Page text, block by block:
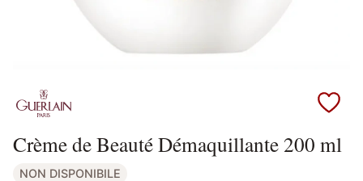
Scopri i prodotti Guerlain
Crème de Beauté Démaquillante 200 ml
NON DISPONIBILE